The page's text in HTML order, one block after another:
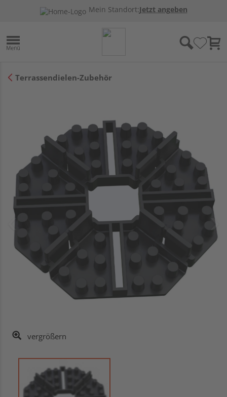
Mein Standort:Jetzt angeben
Terrassendielen-Zubehör
vergrößern